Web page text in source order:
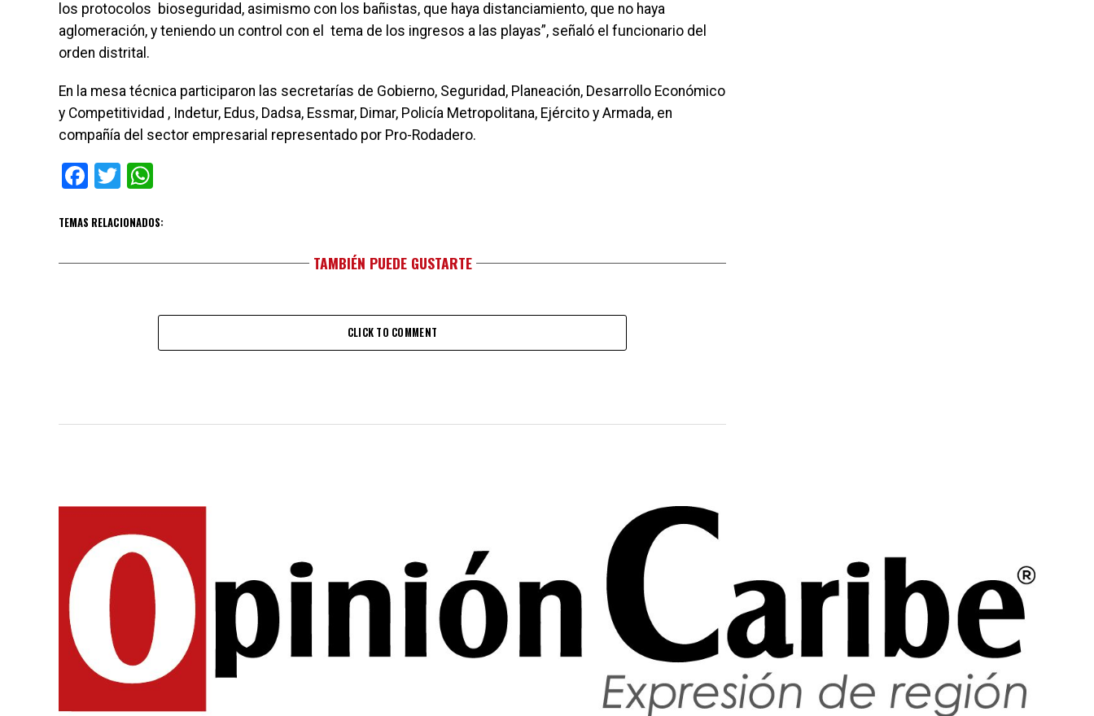
los protocolos bioseguridad, asimismo con los bañistas, que haya distanciamiento, que no haya
aglomeración, y teniendo un control con el tema de los ingresos a las playas”, señaló el funcionario del
orden distrital.
En la mesa técnica participaron las secretarías de Gobierno, Seguridad, Planeación, Desarrollo Económico
y Competitividad , Indetur, Edus, Dadsa, Essmar, Dimar, Policía Metropolitana, Ejército y Armada, en
compañía del sector empresarial representado por Pro-Rodadero.
Facebook
Twitter
TEMAS RELACIONADOS:
TAMBIÉN PUEDE GUSTARTE
CLICK TO COMMENT